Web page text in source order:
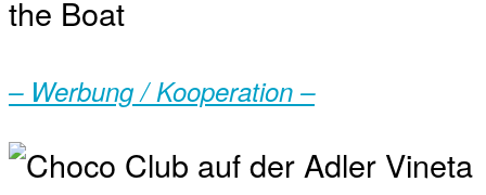
– Werbung / Kooperation –